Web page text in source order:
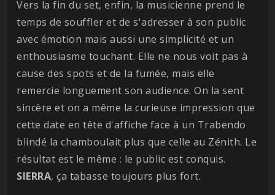
Vers la fin du set, enfin, la musicienne prend le
temps de souffler et de s'adresser à son public
avec émotion mais aussi une simplicité et un
enthousiasme touchant. Elle ne nous voit pas à
cause des spots et de la fumée, mais elle
remercie longuement son audience. On la sent
sincère et on a même la curieuse impression que
cette date en tête d'affiche face à un Trabendo
blindé la chamboulait plus que celle au Zénith. Le
résultat est le même : le public est conquis.
SIERRA, ça tabasse toujours plus fort.